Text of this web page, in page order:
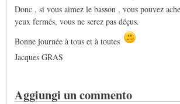
Donc , si vous aimez le basson , vous pouvez
yeux fermés, vous ne serez pas déçus.
Bonne journée à tous et à toutes
Jacques GRAS
Aggiungi un commento